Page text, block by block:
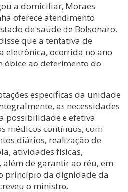
a domiciliar, Moraes
oferece atendimento
de saúde de Bolsonaro.
que a tentativa de
eletrônica, ocorrida no ano
óbice ao deferimento do
específicas da unidade
as necessidades
possibilidade e efetiva
médicos contínuos, com
diários, realização de
atividades físicas,
além de garantir ao réu, em
princípio da dignidade da
o ministro.